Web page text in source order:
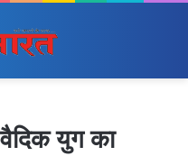
वैदिक युग का